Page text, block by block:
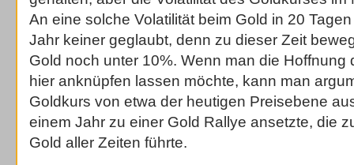
An eine solche Volatilität beim Gold in 20
Jahr keiner geglaubt, denn zu dieser Zeit
Gold noch unter 10%. Wenn man die Hoffnung
hier anknüpfen lassen möchte, kann man
Goldkurs von etwa der heutigen Preisebene
einem Jahr zu einer Gold Rallye ansetzte, die
Gold aller Zeiten führte.